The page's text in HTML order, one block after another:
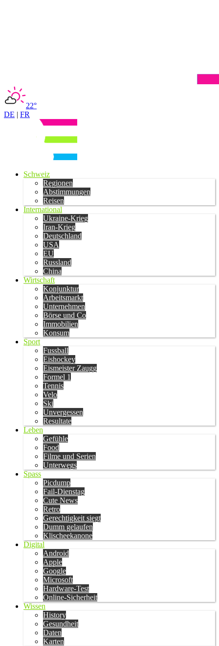
22°
DE | FR
Schweiz
Regionen
Abstimmungen
Reisen
International
Ukraine-Krieg
Iran-Krieg
Deutschland
USA
EU
Russland
China
Wirtschaft
Konjunktur
Arbeitsmarkt
Unternehmen
Börse und Co
Immobilien
Konsum
Sport
Fussball
Eishockey
Eismeister Zaugg
Formel 1
Tennis
Velo
Ski
Unvergessen
Resultate
Leben
Gefühle
Food
Filme und Serien
Unterwegs
Spass
Picdump
Fail-Dienstag
Cute News
Retro
Gerechtigkeit siegt
Dumm gelaufen
Klischeekanone
Digital
Android
Apple
Google
Microsoft
Hardware-Test
Online-Sicherheit
Wissen
History
Gesundheit
Daten
Karten